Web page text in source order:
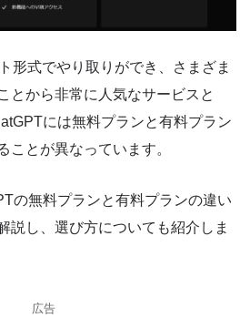
形式でやり取りができ、さまざま
とから非常に人気なサービスと
には無料プランと有料プラン
ことが異なっています。
の無料プランと有料プランの違い
説し、選び方についても紹介しま
広告